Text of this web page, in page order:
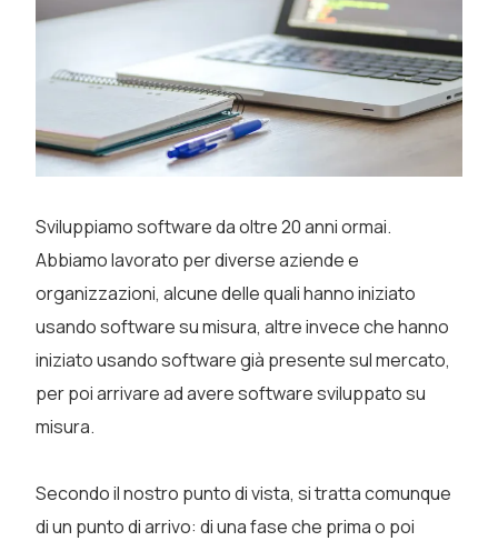
Sviluppiamo software da oltre 20 anni ormai.
Abbiamo lavorato per diverse aziende e
organizzazioni, alcune delle quali hanno iniziato
usando software su misura, altre invece che hanno
iniziato usando software già presente sul mercato,
per poi arrivare ad avere software sviluppato su
misura.
Secondo il nostro punto di vista, si tratta comunque
di un punto di arrivo: di una fase che prima o poi